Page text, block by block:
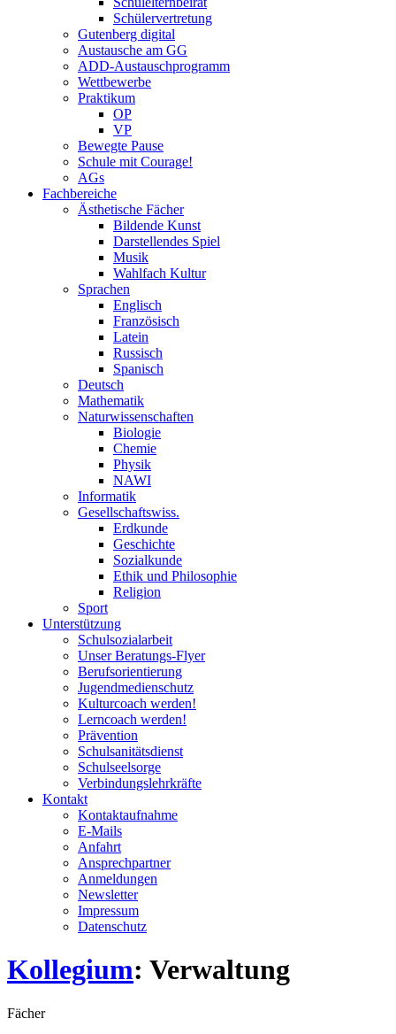
Schülervertretung
Gutenberg digital
Austausche am GG
ADD-Austauschprogramm
Wettbewerbe
Praktikum
OP
VP
Bewegte Pause
Schule mit Courage!
AGs
Fachbereiche
Ästhetische Fächer
Bildende Kunst
Darstellendes Spiel
Musik
Wahlfach Kultur
Sprachen
Englisch
Französisch
Latein
Russisch
Spanisch
Deutsch
Mathematik
Naturwissenschaften
Biologie
Chemie
Physik
NAWI
Informatik
Gesellschaftswiss.
Erdkunde
Geschichte
Sozialkunde
Ethik und Philosophie
Religion
Sport
Unterstützung
Schulsozialarbeit
Unser Beratungs-Flyer
Berufsorientierung
Jugendmedienschutz
Kulturcoach werden!
Lerncoach werden!
Prävention
Schulsanitätsdienst
Schulseelsorge
Verbindungslehrkräfte
Kontakt
Kontaktaufnahme
E-Mails
Anfahrt
Ansprechpartner
Anmeldungen
Newsletter
Impressum
Datenschutz
Kollegium: Verwaltung
Fächer